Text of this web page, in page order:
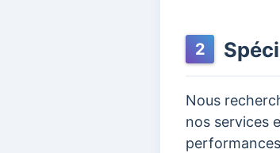
2
Nous
nos services